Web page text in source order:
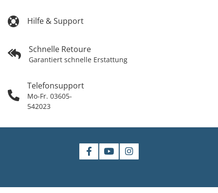
Hilfe & Support
Schnelle Retoure
Garantiert schnelle Erstattung
Telefonsupport
Mo-Fr. 03605-
542023